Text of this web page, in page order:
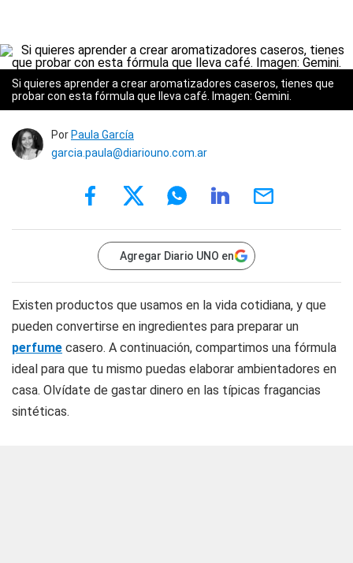
Si quieres aprender a crear aromatizadores caseros, tienes que
probar con esta fórmula que lleva café. Imagen: Gemini.
Por Paula García
garcia.paula@diariouno.com.ar
Agregar Diario UNO en
Existen productos que usamos en la vida cotidiana, y que
pueden convertirse en ingredientes para preparar un
perfume casero. A continuación, compartimos una fórmula
ideal para que tu mismo puedas elaborar ambientadores en
casa. Olvídate de gastar dinero en las típicas fragancias
sintéticas.